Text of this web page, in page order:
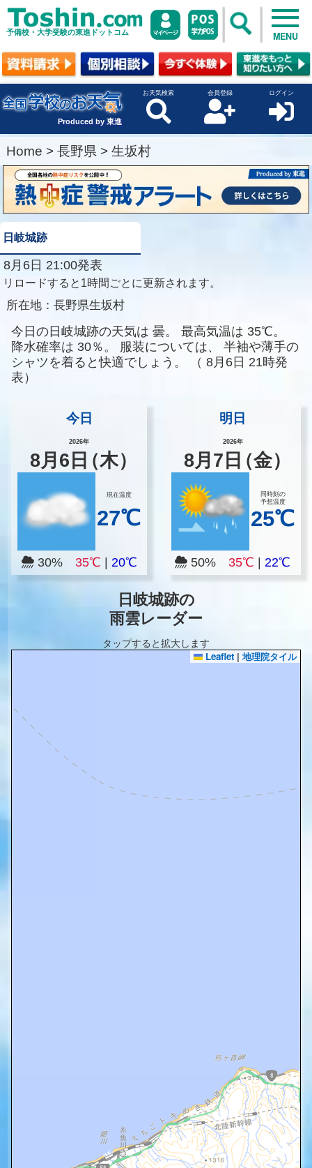
予備校・大学受験の東進ドットコム MENU
Produced by 東進
お天気検索 会員登録 ログイン
Home > 長野県 > 生坂村
日岐城跡
8月6日 21:00発表
リロードすると1時間ごとに更新されます。
所在地： 長野県生坂村
今日の日岐城跡の天気は 曇。 最高気温は 35℃。
降水確率は 30％。 服装については、
半袖や薄手の
シャツを着ると快適でしょう。
（ 8月6日 21時発
表）
今日
2026年
8月 6 日（木）
現在温度
27℃
30% 35℃ 20℃
明日
2026年
8月 7 日（金）
同時刻の
予想温度
25℃
50%35℃ |22℃
日岐城跡の
雨雲レーダー
タップすると拡大します
Leaflet | 地理院タイル